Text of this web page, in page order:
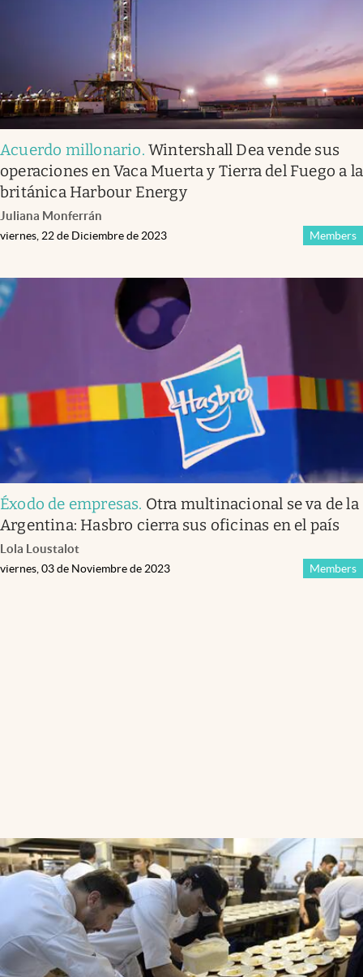
Acuerdo millonario.Wintershall Dea vende sus
operaciones en Vaca Muerta y Tierra del Fuego a la
británica Harbour Energy
Juliana Monferrán
Members
viernes, 22 de Diciembre de 2023
Éxodo de empresas. Otra multinacional se va de la
Argentina: Hasbro cierra sus oficinas en el país
Lola Loustalot
Members
viernes, 03 de Noviembre de 2023